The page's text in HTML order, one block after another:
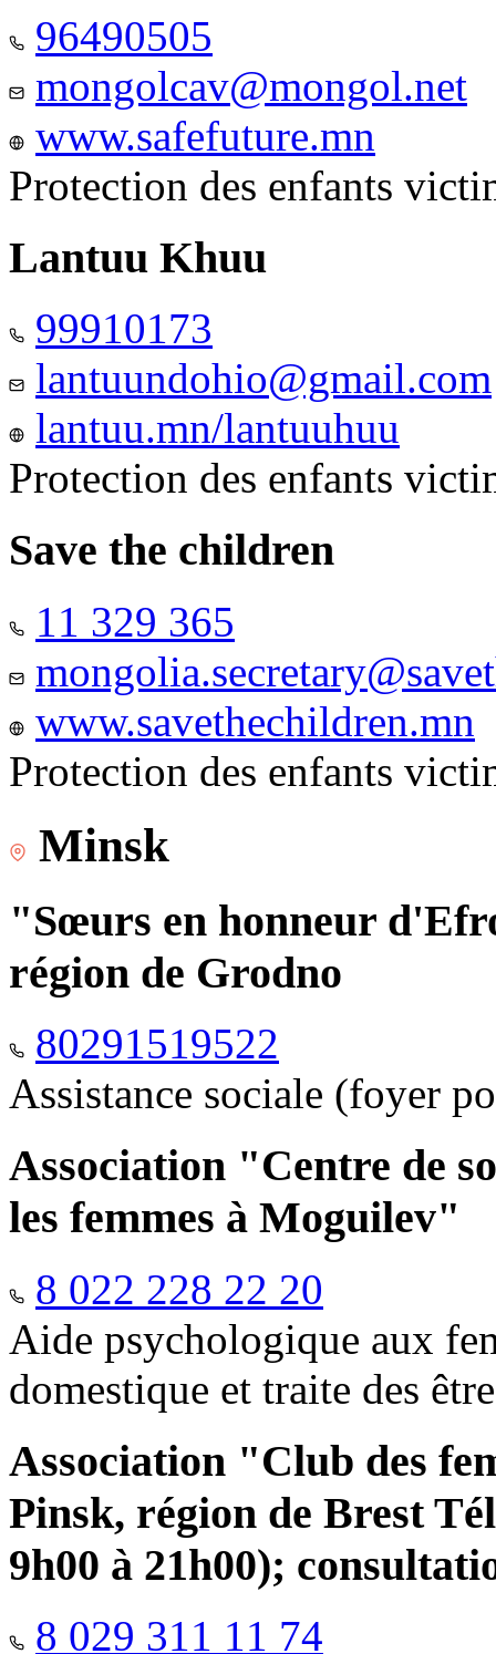
96490505
mongolcav@mongol.net
www.safefuture.mn
Protection des enfants
Lantuu Khuu
99910173
lantuundohio@gmail.com
lantuu.mn/lantuuhuu
Protection des enfants
Save the children
11 329 365
www.savethechildren.mn
Protection des enfants
Minsk
"Sœurs en honneur
région de Grodno
80291519522
Assistance sociale (foyer
Association "Centre de
les femmes à Moguilev"
8 022 228 22 20
Aide psychologique aux
domestique et traite des
Association "Club des
Pinsk, région de Brest
9h00 à 21h00);
8 029 311 11 74